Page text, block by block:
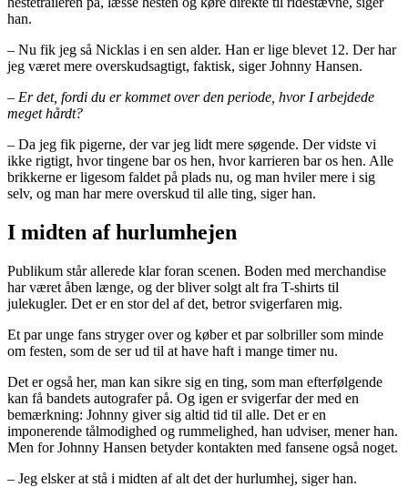
han.
– Nu fik jeg så Nicklas i en sen alder. Han er lige blevet 12. Der har
jeg været mere overskudsagtigt, faktisk, siger Johnny Hansen.
– Er det, fordi du er kommet over den periode, hvor I arbejdede
meget hårdt?
– Da jeg fik pigerne, der var jeg lidt mere søgende. Der vidste vi
ikke rigtigt, hvor tingene bar os hen, hvor karrieren bar os hen. Alle
brikkerne er ligesom faldet på plads nu, og man hviler mere i sig
selv, og man har mere overskud til alle ting, siger han.
I midten af hurlumhejen
Publikum står allerede klar foran scenen. Boden med merchandise
har været åben længe, og der bliver solgt alt fra T-shirts til
julekugler. Det er en stor del af det, betror svigerfaren mig.
Et par unge fans stryger over og køber et par solbriller som minde
om festen, som de ser ud til at have haft i mange timer nu.
Det er også her, man kan sikre sig en ting, som man efterfølgende
kan få bandets autografer på. Og igen er svigerfar der med en
bemærkning: Johnny giver sig altid tid til alle. Det er en
imponerende tålmodighed og rummelighed, han udviser, mener han.
Men for Johnny Hansen betyder kontakten med fansene også noget.
– Jeg elsker at stå i midten af alt det der hurlumhej, siger han.